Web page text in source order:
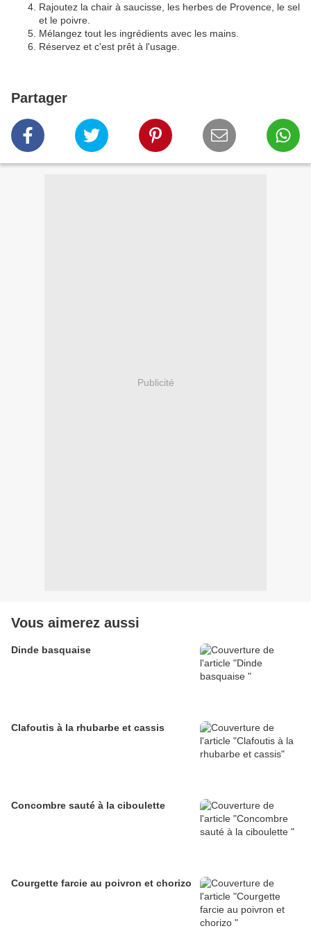
Rajoutez la chair à saucisse, les herbes de Provence, le sel
et le poivre.
Mélangez tout les ingrédients avec les mains.
Réservez et c'est prêt à l'usage.
Partager
Publicité
Vous aimerez aussi
Dinde basquaise
Clafoutis à la rhubarbe et cassis
Concombre sauté à la ciboulette
Courgette farcie au poivron et chorizo